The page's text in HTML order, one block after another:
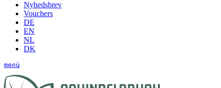
Nyhedsbrev
Vouchers
DE
EN
NL
DK
menü